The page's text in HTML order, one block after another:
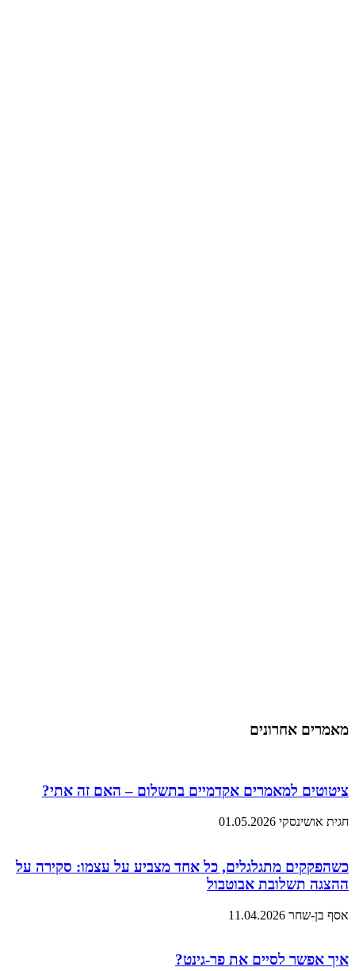
מאמרים אחרונים
ציטוטים למאמרים אקדמיים בתשלום – האם זה אתי?
חגית אושינסקי 01.05.2026
כשהפקקים מתגלגלים, כל אחד מצביע על עצמו: סקירה על
ההצגה תשלובת אבוטבול
אסף בן-שחר 11.04.2026
איך אפשר לסיים את פר-גינט?